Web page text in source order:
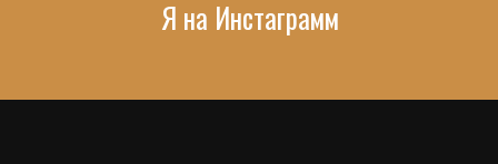
Я на Инстаграмм